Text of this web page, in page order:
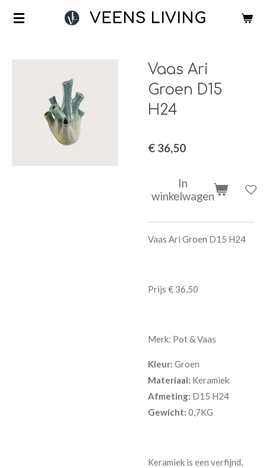
Ga
de
VEENS LIVING
Vaas Ari
Groen D15
H24
€ 36,50
In
winkelwagen
Vaas Ari Groen D15 H24
Prijs € 36,50
Merk: Pot & Vaas
Kleur: Groen
Materiaal: Keramiek
Afmeting: D15 H24
Gewicht: 0,7KG
Keramiek is een verfijnd,